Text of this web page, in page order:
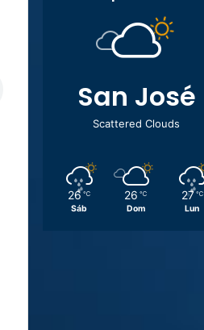
San José
Scattered Clouds
26 ℃
Sáb
26 ℃
Dom
27 ℃
Lun